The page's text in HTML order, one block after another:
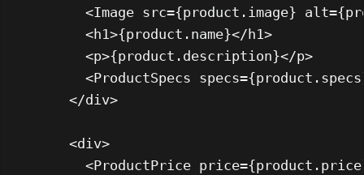
<Image src={product.image} alt=
<h1>{product.name}</ h1>
<p>{product.description}</p>
<ProductSpecs specs=
</div>
<div>
<ProductPrice price=